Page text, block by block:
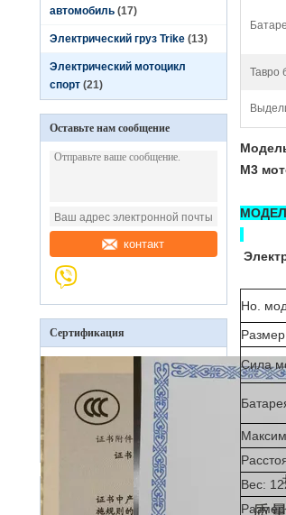
автомобиль (17)
Электрический груз Trike (13)
Электрический мотоцикл
спорт (21)
Оставьте нам сообщение
контакт
Сертификация
Тавро
М3
Но.
Сила
Вес: